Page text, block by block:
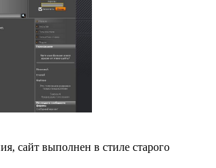
сайт выполнен в стиле старого